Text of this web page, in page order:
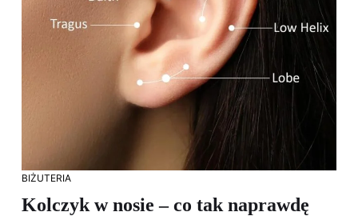
BIŻUTERIA
Kolczyk w nosie – co tak naprawdę